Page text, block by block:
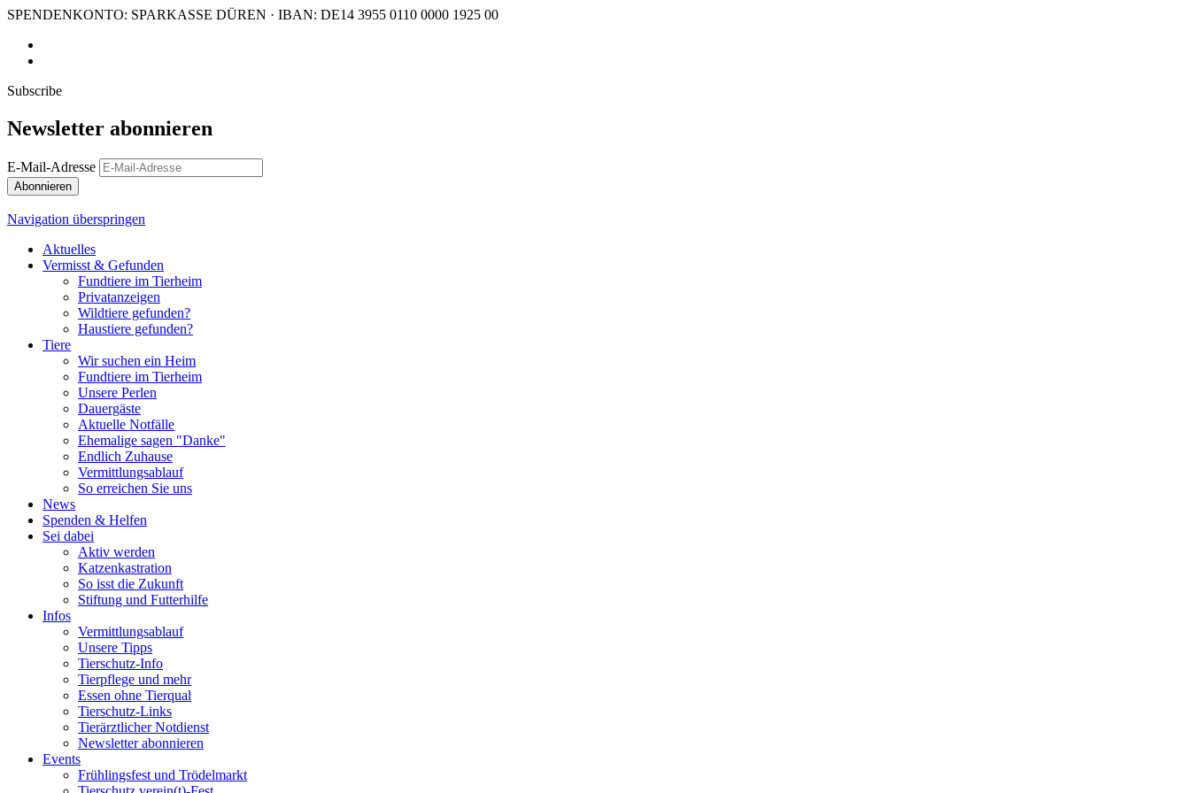
SPENDENKONTO: SPARKASSE DÜREN · IBAN: DE14 3955 0110 0000 1925 00
Subscribe
Newsletter abonnieren
E-Mail-Adresse
Abonnieren
Navigation überspringen
Aktuelles
Vermisst & Gefunden
Fundtiere im Tierheim
Privatanzeigen
Wildtiere gefunden?
Haustiere gefunden?
Tiere
Wir suchen ein Heim
Fundtiere im Tierheim
Unsere Perlen
Dauergäste
Aktuelle Notfälle
Ehemalige sagen "Danke"
Endlich Zuhause
Vermittlungsablauf
So erreichen Sie uns
News
Spenden & Helfen
Sei dabei
Aktiv werden
Katzenkastration
So isst die Zukunft
Stiftung und Futterhilfe
Infos
Vermittlungsablauf
Unsere Tipps
Tierschutz-Info
Tierpflege und mehr
Essen ohne Tierqual
Tierschutz-Links
Tierärztlicher Notdienst
Newsletter abonnieren
Events
Frühlingsfest und Trödelmarkt